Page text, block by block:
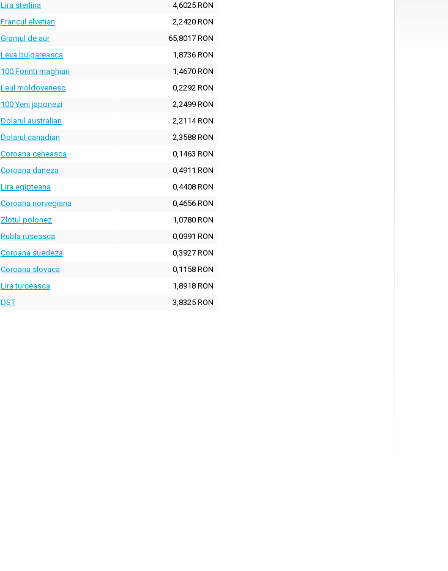
Lira sterlina
4,6025 RON
Francul elvetian
2,2420 RON
Gramul de aur
65,8017 RON
Leva bulgareasca
1,8736 RON
100 Forinti maghiari
1,4670 RON
Leul moldovenesc
0,2292 RON
100 Yeni japonezi
2,2499 RON
Dolarul australian
2,2114 RON
Dolarul canadian
2,3588 RON
Coroana ceheasca
0,1463 RON
Coroana daneza
0,4911 RON
Lira egipteana
0,4408 RON
Coroana norvegiana
0,4656 RON
Zlotul polonez
1,0780 RON
Rubla ruseasca
0,0991 RON
Coroana suedeza
0,3927 RON
Coroana slovaca
0,1158 RON
Lira turceasca
1,8918 RON
DST 3,8325 RON